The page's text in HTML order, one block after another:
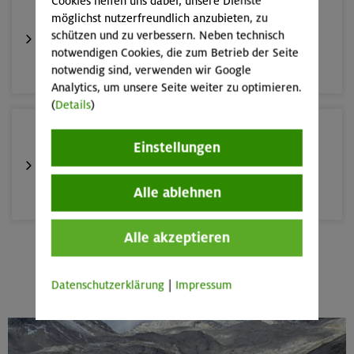
10.-13.09.26
Alpinklettertraining
Gardaseeberge
12.-16.09.26
Klettersteige rund um und auf den Sellastock
Dolomiten (Sellagruppe)
20.09.26
Fahrtechnik II - Advanced
München und Umgebung (inkl. bayer. Voralpenraum)
möglichst nutzerfreundlich anzubieten, zu
schützen und zu verbessern. Neben technisch
notwendigen Cookies, die zum Betrieb der Seite
notwendig sind, verwenden wir Google
Analytics, um unsere Seite weiter zu optimieren.
(Details)
Einstellungen
Alle ablehnen
Alle akzeptieren
Datenschutzerklärung Impressum